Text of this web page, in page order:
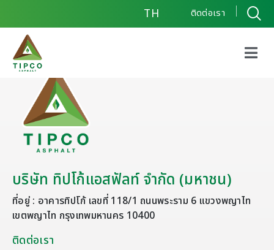
TH ติดต่อเรา
บริษัท ทิปโก้แอสฟัลท์ จำกัด (มหาชน)
ที่อยู่ : อาคารทิปโก้ เลขที่ 118/1 ถนนพระราม 6 แขวงพญาไท
เขตพญาไท กรุงเทพมหานคร 10400
ติดต่อเรา